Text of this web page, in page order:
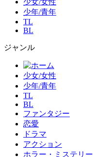
少年/青年
TL
BL
ジャンル
少女/女性
少年/青年
TL
BL
ファンタジー
恋愛
ドラマ
アクション
ホラー・ミステリー